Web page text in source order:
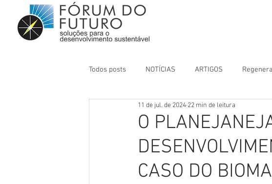
Todos posts NOTÍCIAS ARTIGOS
O
CASO DO
11 de jul. de 2024 22 min de leitura